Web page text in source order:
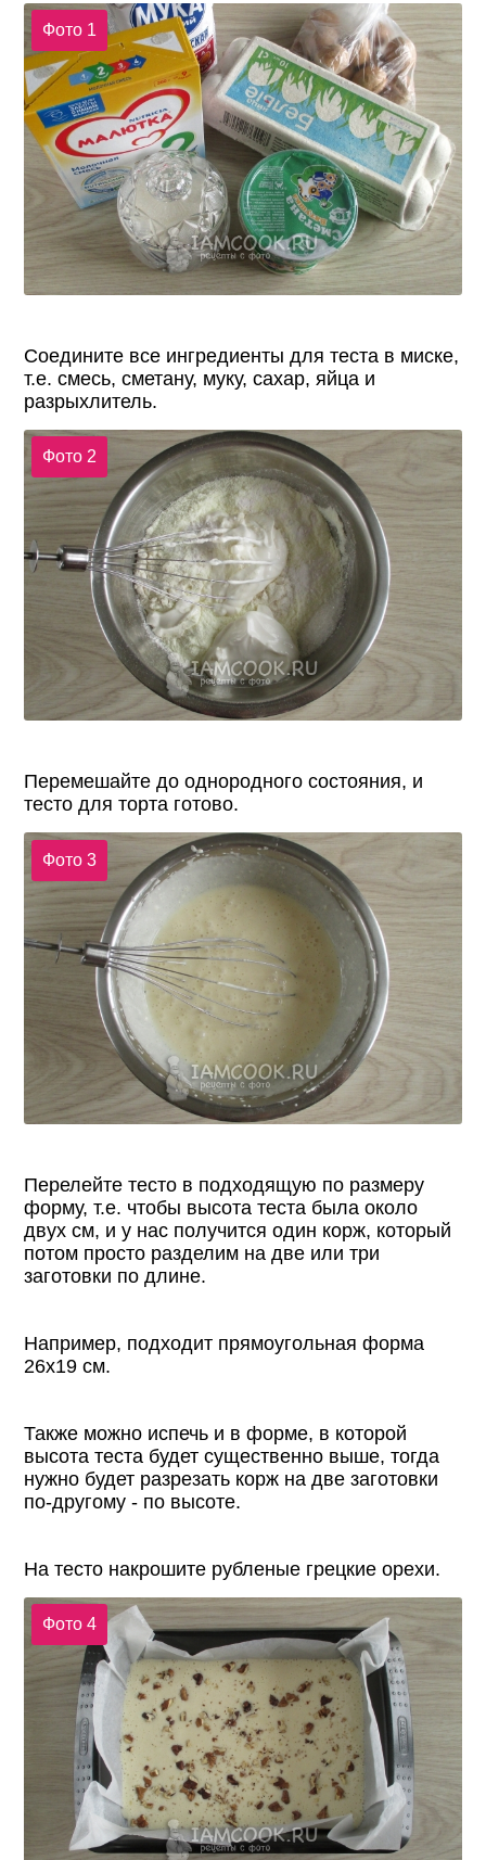
Фото 1
Соедините все ингредиенты для теста в миске,
т.е. смесь, сметану, муку, сахар, яйца и
разрыхлитель.
Фото 2
Перемешайте до однородного состояния, и
тесто для торта готово.
Фото 3
Перелейте тесто в подходящую по размеру
форму, т.е. чтобы высота теста была около
двух см, и у нас получится один корж, который
потом просто разделим на две или три
заготовки по длине.
Например, подходит прямоугольная форма
26х19 см.
Также можно испечь и в форме, в которой
высота теста будет существенно выше, тогда
нужно будет разрезать корж на две заготовки
по-другому - по высоте.
На тесто накрошите рубленые грецкие орехи.
Фото 4